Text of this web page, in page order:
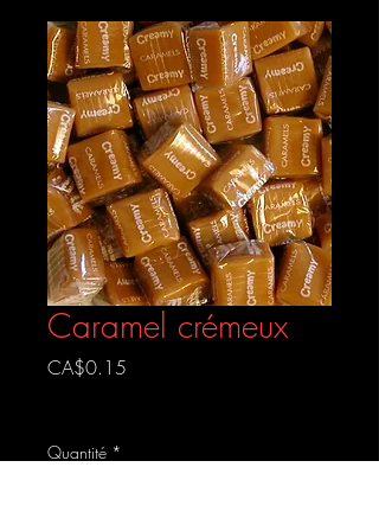
Caramel crémeux
CA$0.15
Quantité *